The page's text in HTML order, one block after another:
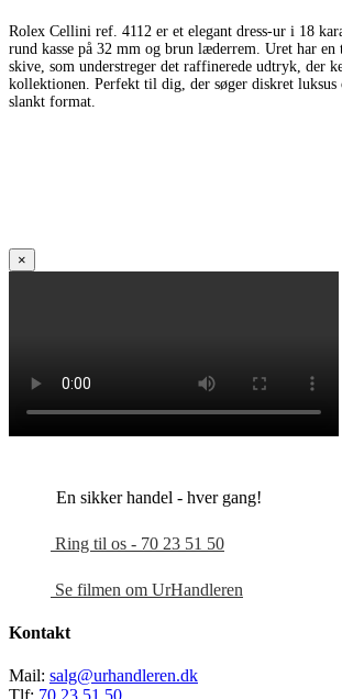
Rolex Cellini ref. 4112 er et elegant dress-ur i 18
rund kasse på 32 mm og brun læderrem. Uret har
skive, som understreger det raffinerede udtryk, der
kollektionen. Perfekt til dig, der søger diskret luksus
slankt format.
×
En sikker handel - hver gang!
Ring til os - 70 23 51 50
Se filmen om UrHandleren
Kontakt
Mail: salg@urhandleren.dk